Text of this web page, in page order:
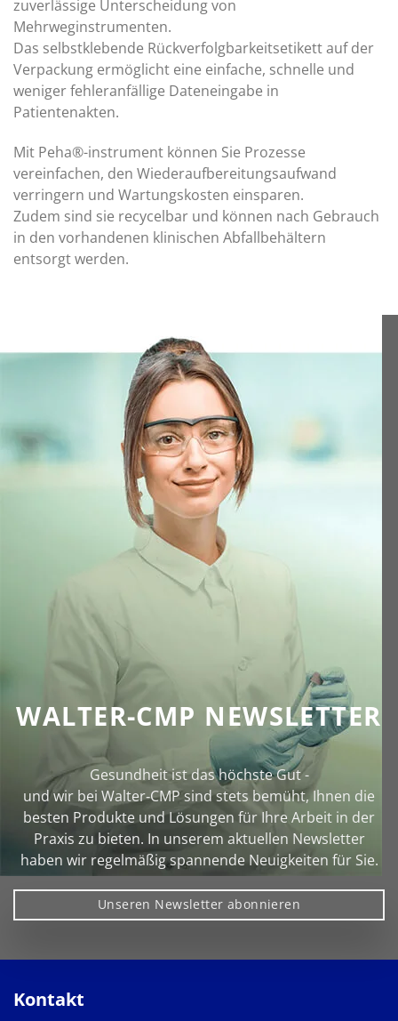
zuverlässige Unterscheidung von
Mehrweginstrumenten.
Das selbstklebende Rückverfolgbarkeitsetikett auf der
Verpackung ermöglicht eine einfache, schnelle und
weniger fehleranfällige Dateneingabe in
Patientenakten.
Mit Peha®-instrument können Sie Prozesse
vereinfachen, den Wiederaufbereitungsaufwand
verringern und Wartungskosten einsparen.
Zudem sind sie recycelbar und können nach Gebrauch
in den vorhandenen klinischen Abfallbehältern
entsorgt werden.
WALTER-CMP NEWSLETTER
Gesundheit ist das höchste Gut -
und wir bei Walter‑CMP sind stets bemüht, Ihnen die
besten Produkte und Lösungen für Ihre Arbeit in der
Praxis zu bieten. In unserem aktuellen Newsletter
haben wir regelmäßig spannende Neuigkeiten für Sie.
Unseren Newsletter abonnieren
Kontakt